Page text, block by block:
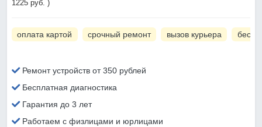
1225 руб. )
оплата картой срочный ремонт вызов курьера
Ремонт устройств от 350 рублей
Бесплатная диагностика
Гарантия до 3 лет
Работаем с физлицами и юрлицами